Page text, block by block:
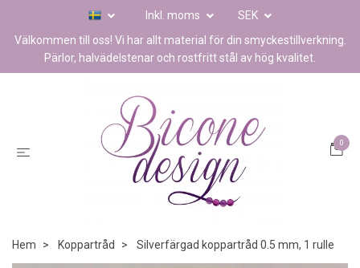
Inkl. moms
SEK
Välkommen till oss! Vi har allt material för din smyckestillverkning.
Pärlor, halvädelstenar och rostfritt stål av hög kvalitet.
0
Hem Koppartråd Silverfärgad koppartråd 0.5 mm, 1 rulle